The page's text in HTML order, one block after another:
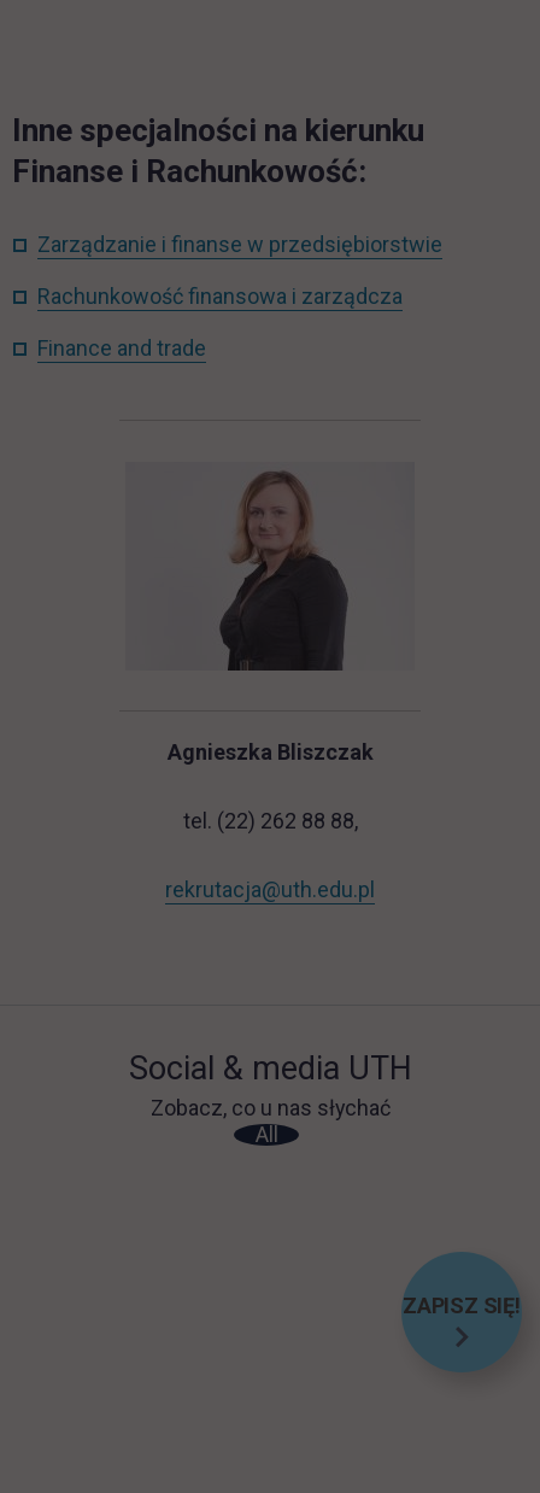
Inne specjalności na kierunku
Finanse i Rachunkowość:
Zarządzanie i finanse w przedsiębiorstwie
Rachunkowość finansowa i zarządcza
Finance and trade
Agnieszka Bliszczak
tel. (22) 262 88 88,
rekrutacja@uth.edu.pl
Social & media UTH
Zobacz, co u nas słychać
Filter network
All
ZAPISZ SIĘ!
LINK